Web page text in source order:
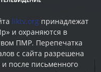
liktv.org принадлежат
и охраняются в
ПМР. Перепечатка
c сайта разрешена
после письменного